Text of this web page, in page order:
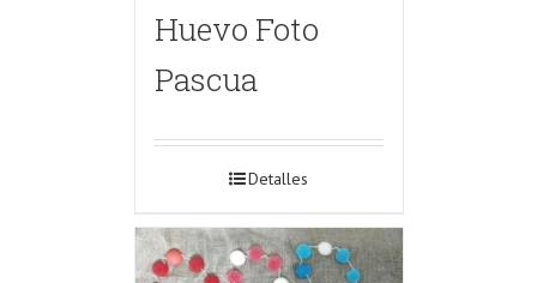
Huevo Foto
Pascua
Detalles